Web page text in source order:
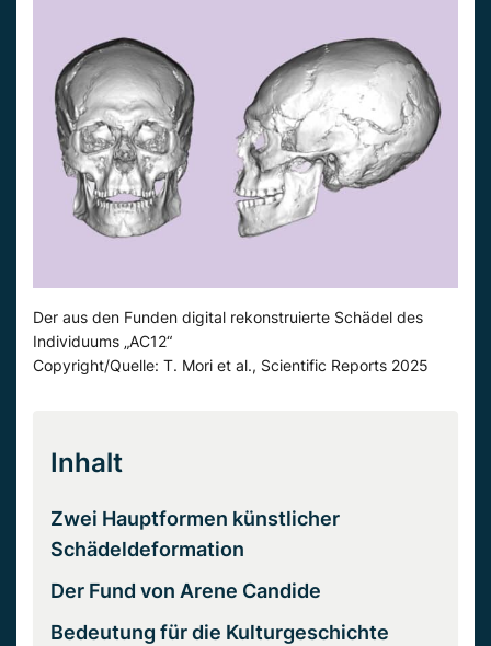
Der aus den Funden digital rekonstruierte Schädel des
Individuums „AC12“
Copyright/Quelle: T. Mori et al., Scientific Reports 2025
Inhalt
Zwei Hauptformen künstlicher
Schädeldeformation
Der Fund von Arene Candide
Bedeutung für die Kulturgeschichte